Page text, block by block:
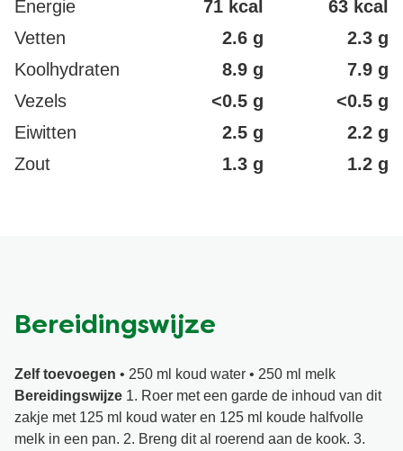
Energie 71 kcal
63 kcal
Vetten
2.6 g
2.3 g
Koolhydraten
8.9 g
7.9 g
Vezels
<0.5 g
<0.5 g
Eiwitten
2.5 g
2.2 g
Zout
1.3 g 1.2 g
Bereidingswijze
Zelf toevoegen • 250 ml koud water • 250 ml melk
Bereidingswijze 1. Roer met een garde de inhoud van dit
zakje met 125 ml koud water en 125 ml koude halfvolle
melk in een pan. 2. Breng dit al roerend aan de kook. 3.